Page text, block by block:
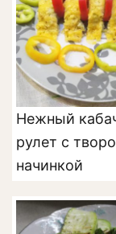
Нежный
рулет с
начинкой